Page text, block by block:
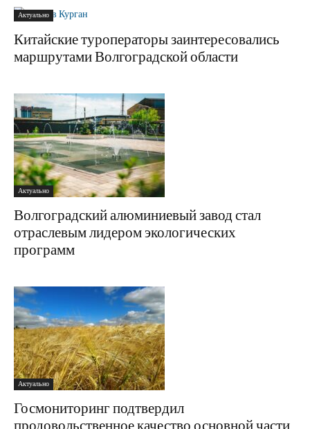
Актуально
Китайские туроператоры заинтересовались
маршрутами Волгоградской области
Актуально
Волгоградский алюминиевый завод стал
отраслевым лидером экологических
программ
Актуально
Госмониторинг подтвердил
продовольственное качество основной части